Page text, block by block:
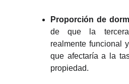
Proporción de
de que la
realmente funcional
que afectaría a la
propiedad.